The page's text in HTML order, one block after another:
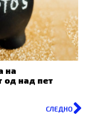
на
од над пет
СЛЕДНО